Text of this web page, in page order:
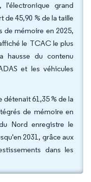
l'électronique grand
de 45,90 % de la taille
de mémoire en 2025,
le TCAC le plus
hausse du contenu
et les véhicules
61,35 % de la
de mémoire en
Nord enregistre le
2031, grâce aux
dans les